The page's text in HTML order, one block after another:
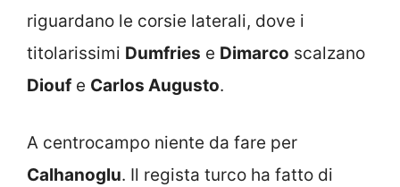
riguardano le corsie laterali, dove i
titolarissimi Dumfries e Dimarco scalzano
Diouf e Carlos Augusto.
A centrocampo niente da fare per
Calhanoglu. Il regista turco ha fatto di